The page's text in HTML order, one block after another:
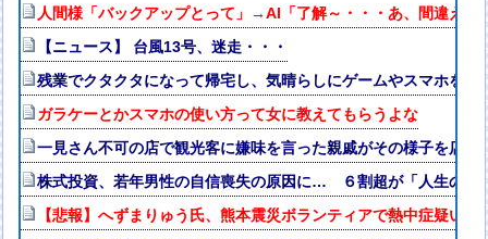
人間様「バックアップとって」→AI「了解～・・・あ、間違え
【ニュース】 台風13号、迷走・・・
残業でクタクタになって帰宅し、気晴らしにゲームやスマホを
ガラケーとかスマホの使い方って女に教えてもらうよな
一見さん不可の店で観光客に嫌味を言った親戚がその様子を店
株式投資、若年男性の自信喪失の原因に… ６割超が「人生の敗
【悲報】へずまりゅう氏、熊本震災ボランティアで熱中症疑